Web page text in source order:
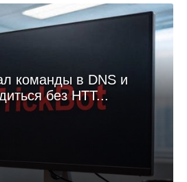
команды в DNS и
без HTT...